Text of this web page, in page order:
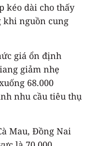
kéo dài cho thấy
khi nguồn cung
giá ổn định
giảm nhẹ
68.000
nhu cầu tiêu thụ
Mau, Đồng Nai